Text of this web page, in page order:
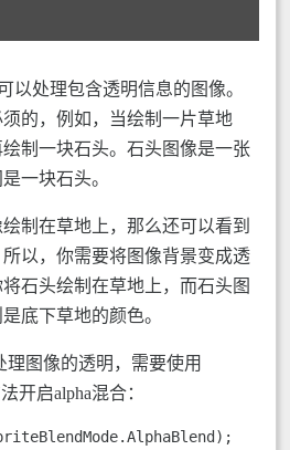
以处理包含透明信息的图像。
的，例如，当绘制一片草地
制一块石头。石头图像是一张
一块石头。
制在草地上，那么还可以看到
以，你需要将图像背景变成透
石头绘制在草地上，而石头图
底下草地的颜色。
图像的透明，需要使用
开启alpha混合：